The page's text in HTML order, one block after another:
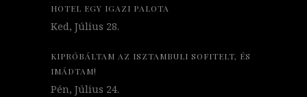
HOTEL EGY IGAZI PALOTA
Ked, Július 28.
KIPRÓBÁLTAM AZ ISZTAMBULI SOFITELT, ÉS
IMÁDTAM!
Pén, Július 24.